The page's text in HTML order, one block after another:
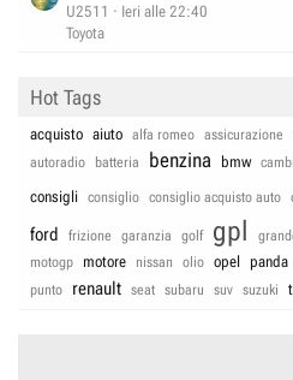
U2511
Ieri alle 22:40
Toyota
Hot Tags
acquisto aiuto alfa romeo assicurazione
autoradio
batteria benzina bmw
consigli consiglio consiglio acquisto auto
ford frizione garanzia golf gpl
motogp
motore nissan olio opel panda
punto
renault seat subaru suv suzuki